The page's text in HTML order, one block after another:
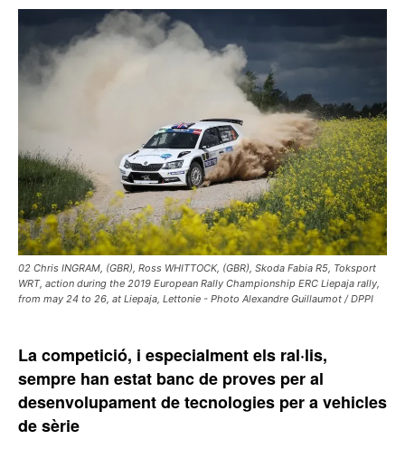
02 Chris INGRAM, (GBR), Ross WHITTOCK, (GBR), Skoda Fabia R5, Toksport
WRT, action during the 2019 European Rally Championship ERC Liepaja rally,
from may 24 to 26, at Liepaja, Lettonie - Photo Alexandre Guillaumot / DPPI
La competició, i especialment els ral·lis,
sempre han estat banc de proves per al
desenvolupament de tecnologies per a vehicles
de sèrie